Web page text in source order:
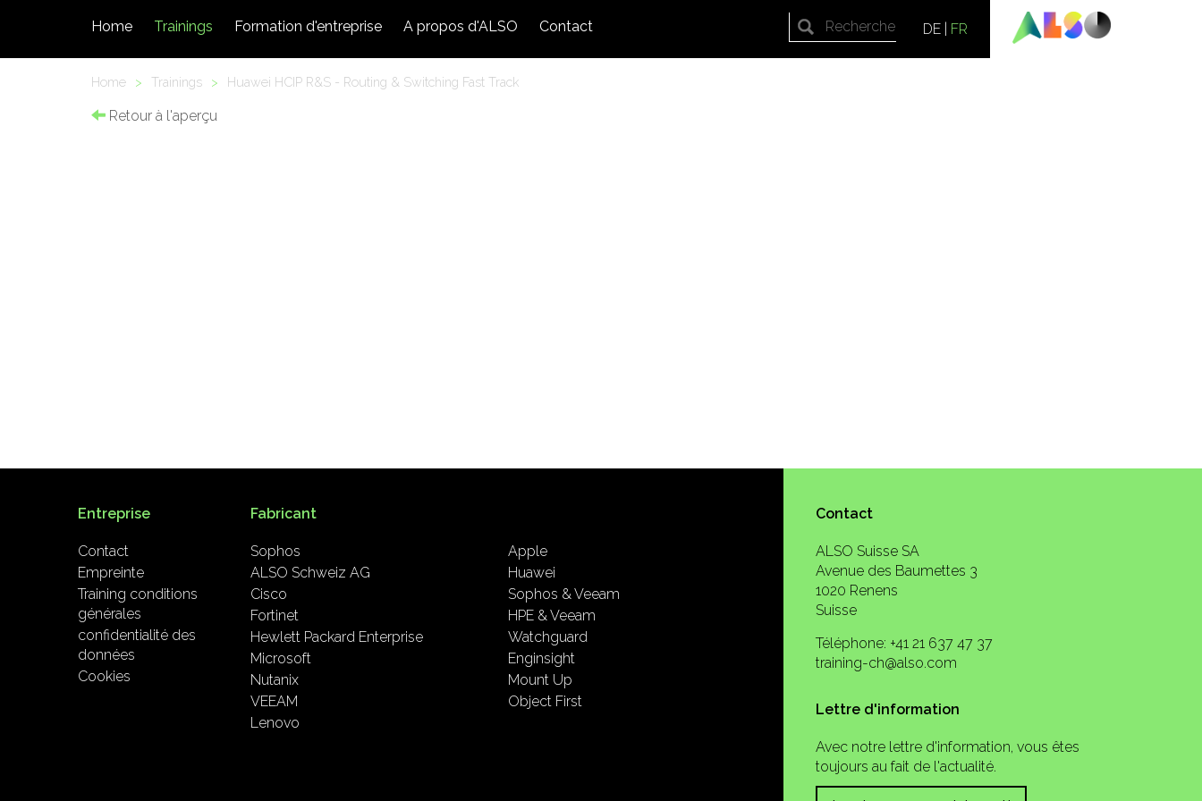
DE FR
Home Trainings Formation d'entreprise A propos d'ALSO Contact
Home > Trainings > Huawei HCIP R&S - Routing & Switching Fast Track
Retour à l'aperçu
Contact
ALSO Suisse SA
Avenue des Baumettes 3
1020 Renens
Suisse
Téléphone: +41 21 637 47 37
training-ch@also.com
Lettre d'information
Avec notre lettre d'information, vous êtes
toujours au fait de l'actualité.
Entreprise
Contact
Empreinte
Training conditions
générales
confidentialité des
données
Cookies
Fabricant
Sophos
ALSO Schweiz AG
Cisco
Fortinet
Hewlett Packard Enterprise
Microsoft
Nutanix
VEEAM
Lenovo
Apple
Huawei
Sophos & Veeam
HPE & Veeam
Watchguard
Enginsight
Mount Up
Object First